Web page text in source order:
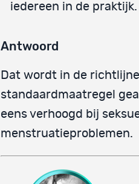
iedereen in de praktijk.
Antwoord
Dat wordt in de
standaardmaatregel
eens verhoogd bij
menstruatieproblemen.